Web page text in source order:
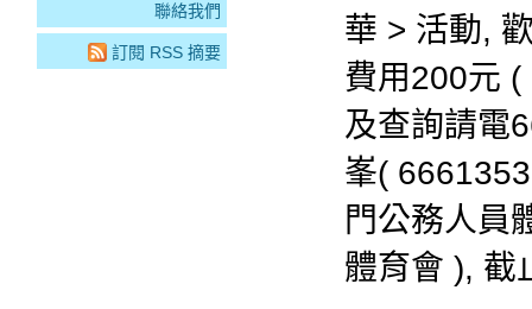
華 > 活動,
費用200元
及查詢請電
峯(
門公務人員
體育會 ), 截
聯絡我們
訂閱 RSS 摘要